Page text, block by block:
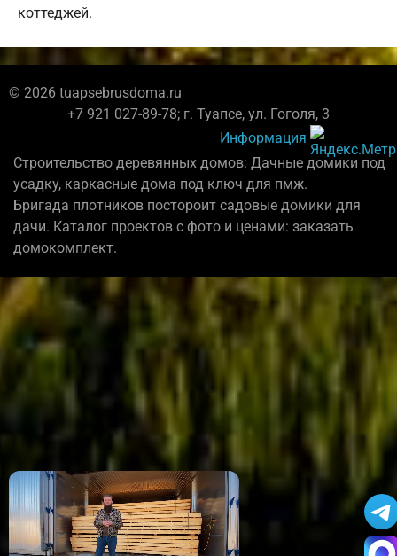
коттеджей.
© 2026 tuapsebrusdoma.ru
+7 921 027-89-78; г. Туапсе, ул. Гоголя, 3
Информация
Строительство деревянных домов: Дачные домики под
усадку, каркасные дома под ключ для пмж.
Бригада плотников постороит садовые домики для
дачи. Каталог проектов с фото и ценами: заказать
домокомплект.